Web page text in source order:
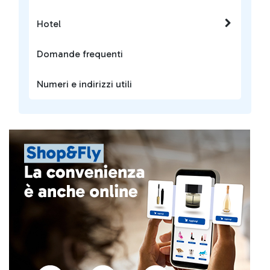
Hotel
Domande frequenti
Numeri e indirizzi utili